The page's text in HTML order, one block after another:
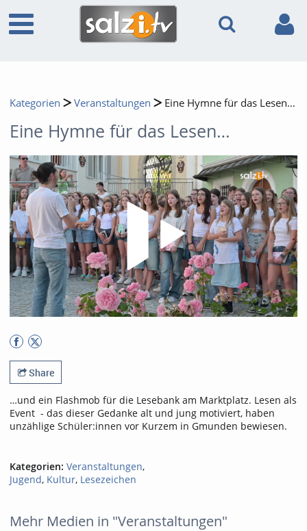
Kategorien Veranstaltungen Eine Hymne für das Lesen…
Eine Hymne für das Lesen…
Share
…und ein Flashmob für die Lesebank am Marktplatz. Lesen als
Event - das dieser Gedanke alt und jung motiviert, haben
unzählige Schüler:innen vor Kurzem in Gmunden bewiesen.
Kategorien: Veranstaltungen,
Jugend, Kultur, Lesezeichen
Mehr Medien in "Veranstaltungen"